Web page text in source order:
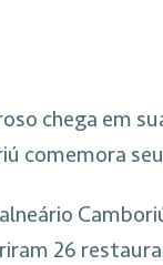
chega em
comemora
26